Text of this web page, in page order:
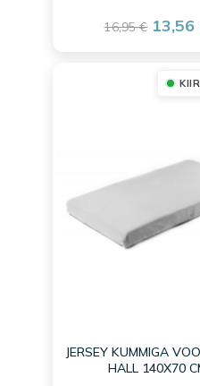
16,95 € 13,56
JERSEY KUMMIGA
HALL 140X70